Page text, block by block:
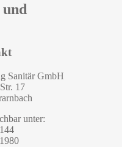
Sanitär GmbH
17
unter: